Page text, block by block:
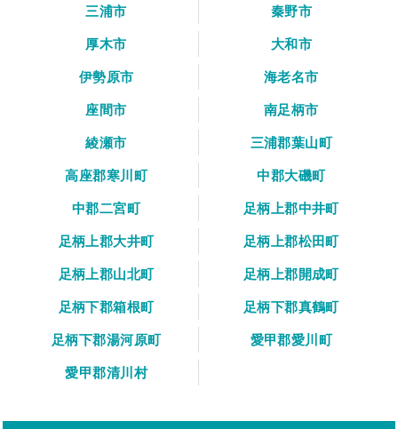
三浦市
秦野市
厚木市
大和市
伊勢原市
海老名市
座間市
南足柄市
綾瀬市
三浦郡葉山町
高座郡寒川町
中郡大磯町
中郡二宮町
足柄上郡中井町
足柄上郡大井町
足柄上郡松田町
足柄上郡山北町
足柄上郡開成町
足柄下郡箱根町
足柄下郡真鶴町
足柄下郡湯河原町
愛甲郡愛川町
愛甲郡清川村